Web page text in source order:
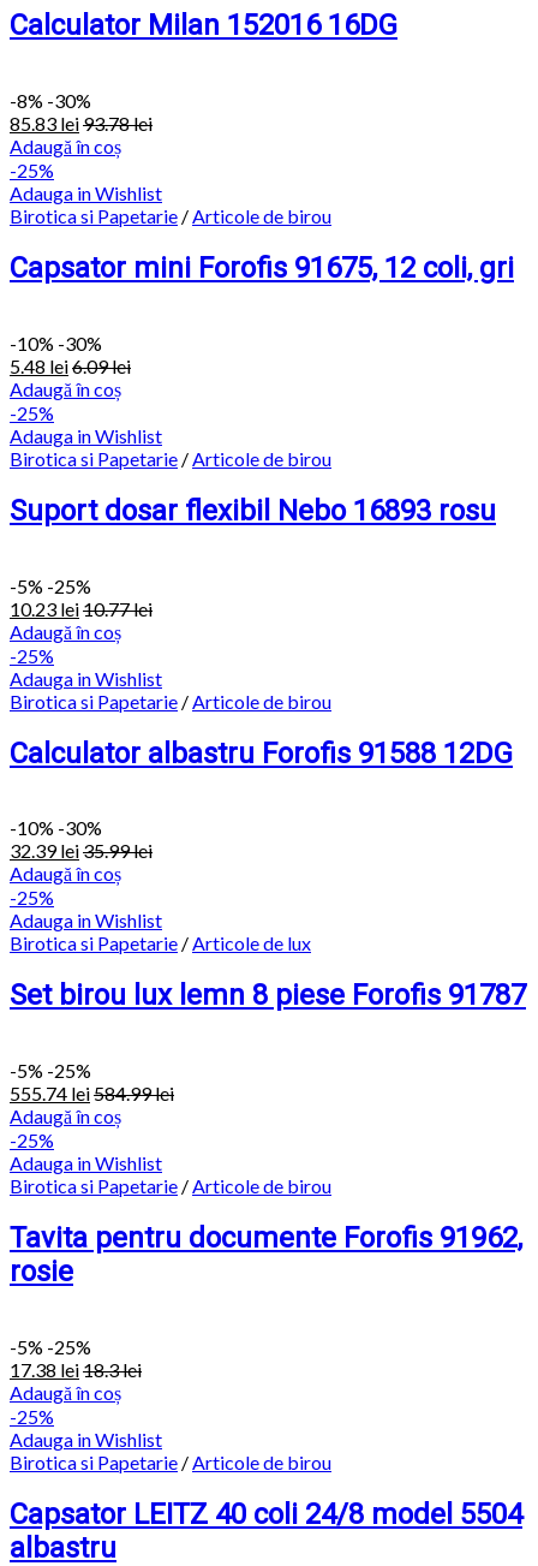
Calculator Milan 152016 16DG
-8% -30%
85.83 lei93.78lei
Adaugă în coș
-25%
Adauga in Wishlist
Birotica si Papetarie /Articole de birou
Capsator mini Forofis 91675, 12 coli, gri
-10% -30%
5.48 lei6.09lei
Adaugă în coș
-25%
Adauga in Wishlist
Birotica si Papetarie /Articole de birou
Suport dosar flexibil Nebo 16893 rosu
-5% -25%
10.23 lei10.77lei
Adaugă în coș
-25%
Adauga in Wishlist
Birotica si Papetarie / Articole de birou
Calculator albastru Forofis 91588 12DG
-10% -30%
32.39lei35.99lei
Adaugă în coș
-25%
Adauga in Wishlist
Birotica si Papetarie /Articole de lux
Set birou lux lemn 8 piese Forofis 91787
-5% -25%
555.74 lei584.99lei
Adaugă în coș
-25%
Adauga in Wishlist
Birotica si Papetarie /Articole de birou
Tavita pentru documente Forofis 91962,
rosie
-5% -25%
17.38 lei18.3lei
Adaugă în coș
-25%
Adauga in Wishlist
Birotica si Papetarie /Articole de birou
Capsator LEITZ 40 coli 24/8 model 5504
albastru